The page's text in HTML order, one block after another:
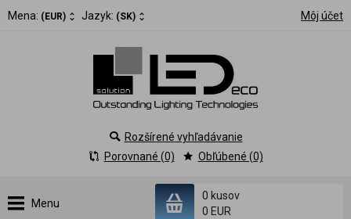
Mena: (EUR) Jazyk: (SK) Môj účet
Menu
0 kusov
0 EUR
Rozšírené vyhľadávanie
Porovnané (0)
Obľúbené (0)